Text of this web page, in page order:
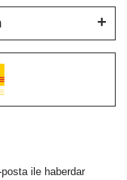
ile haberdar